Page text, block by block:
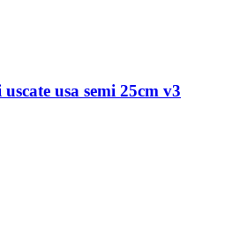
usa semi 25cm v3